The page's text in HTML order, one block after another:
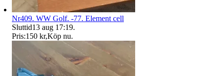
Nr409. WW Golf. -77. Element cell
Sluttid13 aug 17:19.
Pris:150 kr,Köp nu.